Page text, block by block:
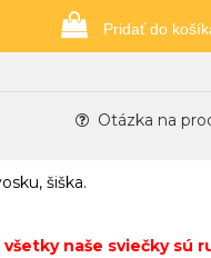
Pridať do
Otázka na
šiška.
naše sviečky sú